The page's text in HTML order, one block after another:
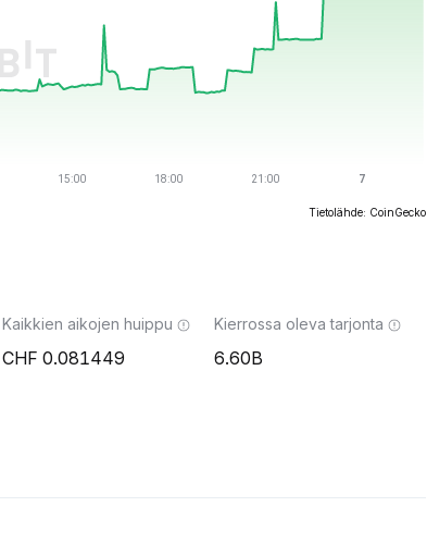
Tietolähde: CoinGecko
Kaikkien aikojen huippu
0.081449
Kierrossa oleva tarjonta
6.60B